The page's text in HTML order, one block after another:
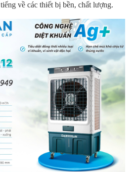
về các thiết bị bền, chất lượng.